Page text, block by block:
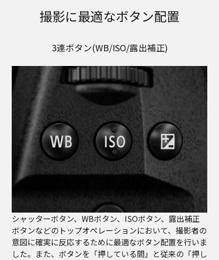
撮影に最適なボタン配置
3連ボタン(WB/ISO/露出補正)
シャッターボタン、WBボタン、ISOボタン、露出補正
ボタンなどのトップオペレーションにおいて、撮影者の
意図に確実に反応するために最適なボタン配置を行いま
した。また、ボタンを「押している間」と従来の「押し